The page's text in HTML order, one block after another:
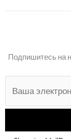
Подпишитесь на